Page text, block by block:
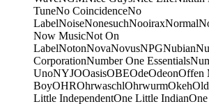
TuneNo CoincidenceNo
LabelNoiseNonesuchNooiraxNormal
Now MusicNot On
LabelNotonNovaNovusNPGNubian
CorporationNumber One Essentials
UnoNYJOOasisOBEOdeOdeonOffen
BoyOHROhrwaschlOhrwurmOkeh
Little IndependentOne Little Indian